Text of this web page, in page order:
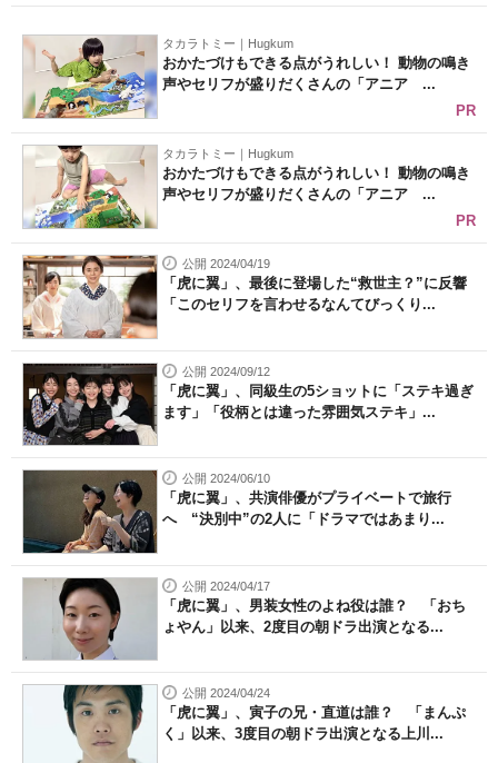
タカラトミー｜Hugkum
おかたづけもできる点がうれしい！ 動物の鳴き
声やセリフが盛りだくさんの「アニア ...
PR
タカラトミー｜Hugkum
おかたづけもできる点がうれしい！ 動物の鳴き
声やセリフが盛りだくさんの「アニア ...
PR
公開 2024/04/19
「虎に翼」、最後に登場した“救世主？”に反響
「このセリフを言わせるなんてびっくり...
公開 2024/09/12
「虎に翼」、同級生の5ショットに「ステキ過ぎ
ます」「役柄とは違った雰囲気ステキ」...
公開 2024/06/10
「虎に翼」、共演俳優がプライベートで旅行
へ “決別中”の2人に「ドラマではあまり...
公開 2024/04/17
「虎に翼」、男装女性のよね役は誰？ 「おち
ょやん」以来、2度目の朝ドラ出演となる...
公開 2024/04/24
「虎に翼」、寅子の兄・直道は誰？ 「まんぷ
く」以来、3度目の朝ドラ出演となる上川...